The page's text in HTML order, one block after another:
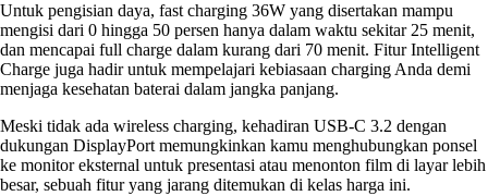
Untuk pengisian daya, fast charging 36W yang disertakan mampu
mengisi dari 0 hingga 50 persen hanya dalam waktu sekitar 25 menit,
dan mencapai full charge dalam kurang dari 70 menit. Fitur Intelligent
Charge juga hadir untuk mempelajari kebiasaan charging Anda demi
menjaga kesehatan baterai dalam jangka panjang.
Meski tidak ada wireless charging, kehadiran USB-C 3.2 dengan
dukungan DisplayPort memungkinkan kamu menghubungkan ponsel
ke monitor eksternal untuk presentasi atau menonton film di layar lebih
besar, sebuah fitur yang jarang ditemukan di kelas harga ini.